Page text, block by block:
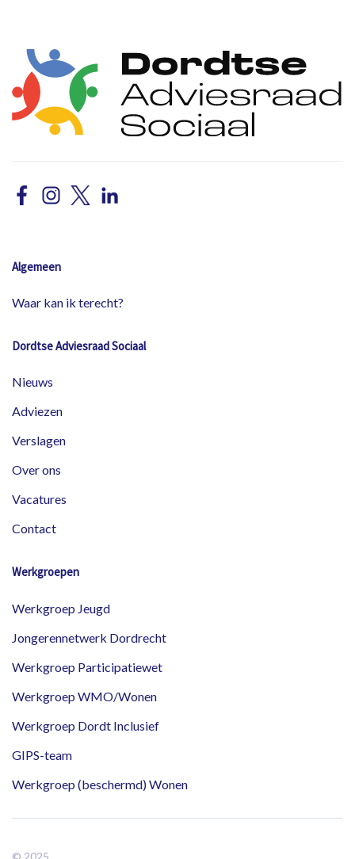
Algemeen
Waar kan ik terecht?
Dordtse Adviesraad Sociaal
Nieuws
Adviezen
Verslagen
Over ons
Vacatures
Contact
Werkgroepen
Werkgroep Jeugd
Jongerennetwerk Dordrecht
Werkgroep Participatiewet
Werkgroep WMO/Wonen
Werkgroep Dordt Inclusief
GIPS-team
Werkgroep (beschermd) Wonen
© 2025